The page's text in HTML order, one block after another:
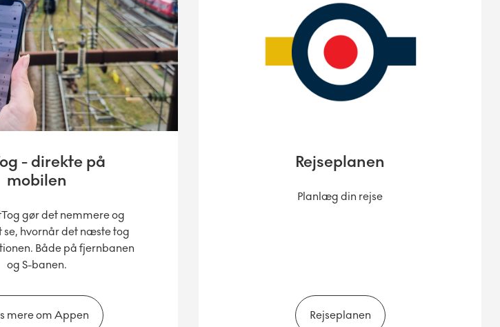
- direkte på
mobilen
gør det nemmere og
se, hvornår det næste tog
Både på fjernbanen
og S-banen.
mere om Appen
Rejseplanen
Planlæg din rejse
Rejseplanen